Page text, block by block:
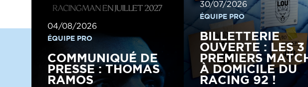
04/08/2026
ÉQUIPE PRO
COMMUNIQUÉ DE
PRESSE : THOMAS
RAMOS
30/07/2026
ÉQUIPE PRO
BILLETTERIE
OUVERTE : LES 3
PREMIERS
À DOMICILE DU
RACING 92 !